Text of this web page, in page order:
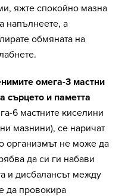
яжте спокойно мазна
напълнеете, а
обмяната на
омега-3 мастни
сърцето и паметта
6 мастните киселини
мазнини), се наричат
организмът не може да
да си ги набави
и дисбалансът между
да провокира